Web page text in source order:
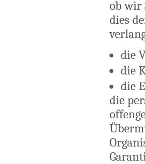
ob wir
dies
die
die
die
die